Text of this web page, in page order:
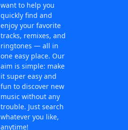
want to help you
quickly find and
enjoy your favorite
tracks, remixes, and
ringtones — all in
one easy place. Our
aim is simple: make
it super easy and
fun to discover new
music without any
trouble. Just search
whatever you like,
anytime!